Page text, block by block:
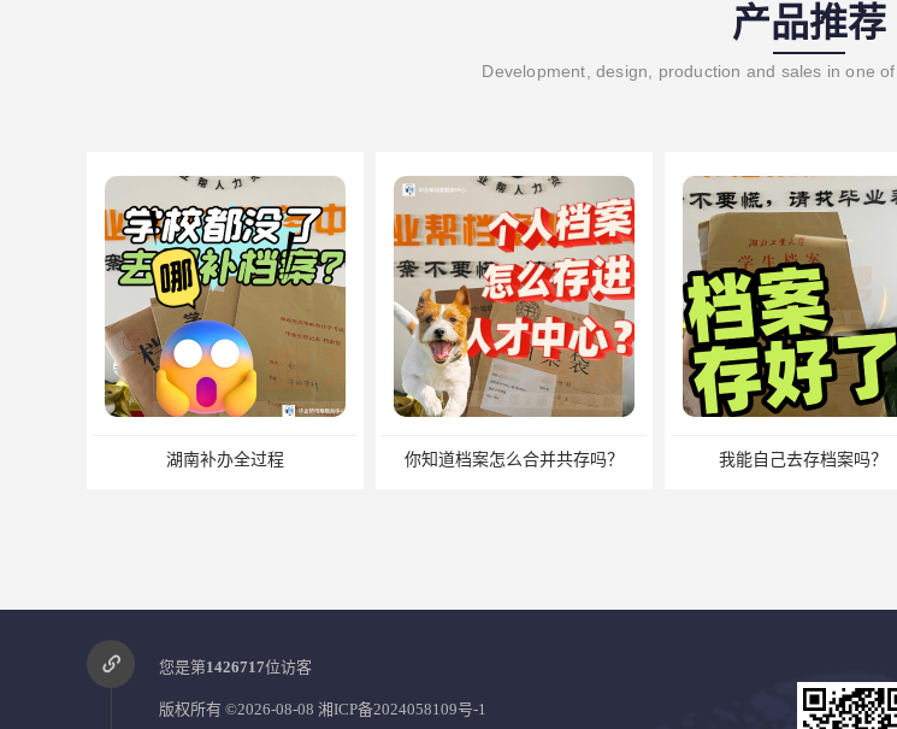
产品推荐
Development, design, production and sales in one
你知道档案怎么合并共存吗？ 我能自己去存档案吗？ 档案问题别发愁
您是第1426717位访客
版权所有 ©2026-08-08 湘ICP备2024058109号-1